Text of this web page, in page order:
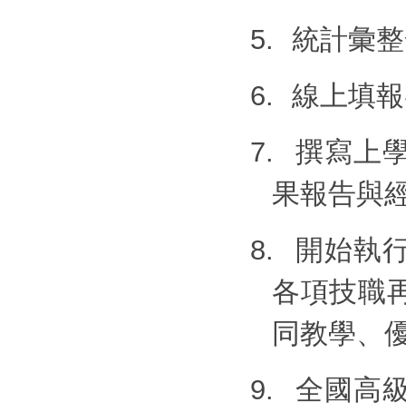
5. 統計彙
6. 線上填
7.
撰寫上
果報告與
8.
開始執
各項技職
同教學、
9.
全國高